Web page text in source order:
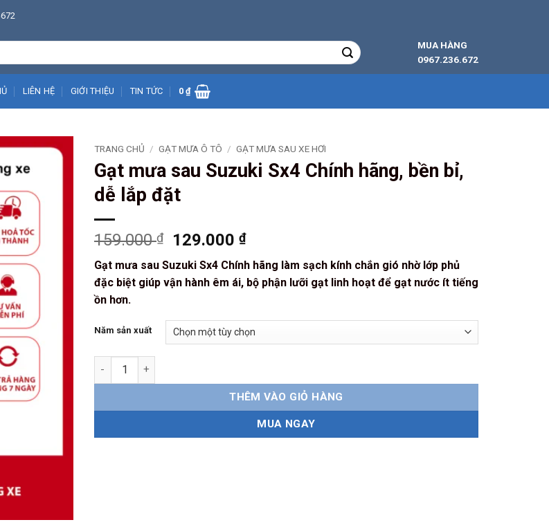
MUA HÀNG
0967.236.672
LIÊN HỆ GIỚI THIỆU TIN TỨC 0₫
TRANG CHỦ / GẠT MƯA Ô TÔ / GẠT MƯA SAU XE HƠI
Gạt mưa sau Suzuki Sx4 Chính hãng, bền bỉ,
dễ lắp đặt
159.000₫
Giá
gốc
là:
159.000 ₫.
129.000₫Giá
hiện
tại
là:
Gạt mưa sau Suzuki Sx4 Chính hãng làm sạch kính chắn gió nhờ lớp phủ
đặc biệt giúp vận hành êm ái, bộ phận lưỡi gạt linh hoạt để gạt nước ít tiếng
ồn hơn.
Năm sản xuất
Gạt mưa sau Suzuki Sx4 Chính hãng, bền bỉ, dễ lắp đặt số lượng
THÊM VÀO GIỎ HÀNG
MUA NGAY